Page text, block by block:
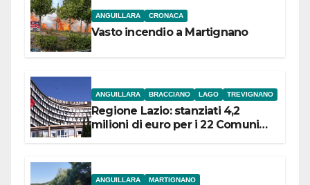
ANGUILLARA CRONACA
Vasto incendio a Martignano
ANGUILLARA BRACCIANO LAGO TREVIGNANO
Regione Lazio: stanziati 4,2
milioni di euro per i 22 Comuni
ANGUILLARA MARTIGNANO